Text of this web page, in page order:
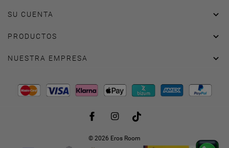
SU CUENTA 
PRODUCTOS 
NUESTRA EMPRESA 
FacebookInstagram
TikTok
© 2026 Eros Room